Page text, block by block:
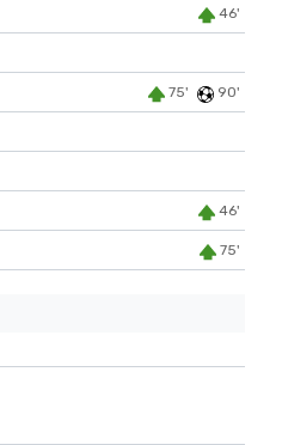
46'
75' 90'
46'
75'